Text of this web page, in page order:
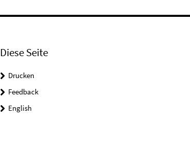
Diese Seite
Drucken
Feedback
English